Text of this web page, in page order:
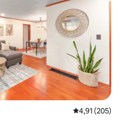
Évaluation
4,91 (205)